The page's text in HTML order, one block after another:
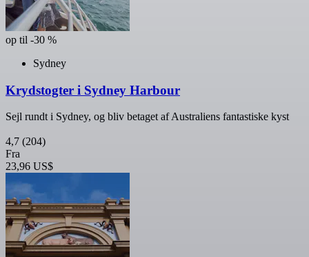
op til -30 %
Sydney
Krydstogter i Sydney Harbour
Sejl rundt i Sydney, og bliv betaget af Australiens fantastiske kyst
4,7 (204)
Fra
23,96 US$